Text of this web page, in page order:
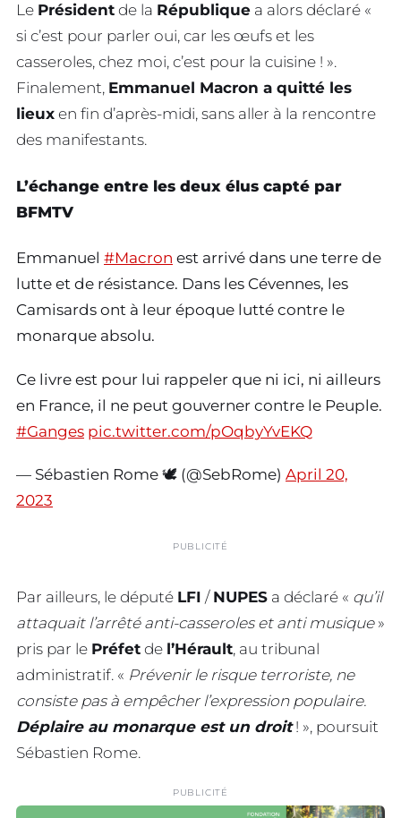
Le Président de la République a alors déclaré «
si c’est pour parler oui, car les œufs et les
casseroles, chez moi, c’est pour la cuisine ! ».
Finalement, Emmanuel Macron a quitté les
lieux en fin d’après-midi, sans aller à la rencontre
des manifestants.
L’échange entre les deux élus capté par
BFMTV
Emmanuel #Macron est arrivé dans une terre de
lutte et de résistance. Dans les Cévennes, les
Camisards ont à leur époque lutté contre le
monarque absolu.
Ce livre est pour lui rappeler que ni ici, ni ailleurs
en France, il ne peut gouverner contre le Peuple.
#Ganges pic.twitter.com/pOqbyYvEKQ
— Sébastien Rome 🕊️ (@SebRome) April 20,
2023
PUBLICITÉ
Par ailleurs, le député LFI / NUPES a déclaré « qu’il
attaquait l’arrêté anti-casseroles et anti musique»
pris par le Préfet de l’Hérault, au tribunal
administratif. « Prévenir le risque terroriste, ne
consiste pas à empêcher l’expression populaire.
Déplaire au monarque est un droit! », poursuit
Sébastien Rome.
PUBLICITÉ